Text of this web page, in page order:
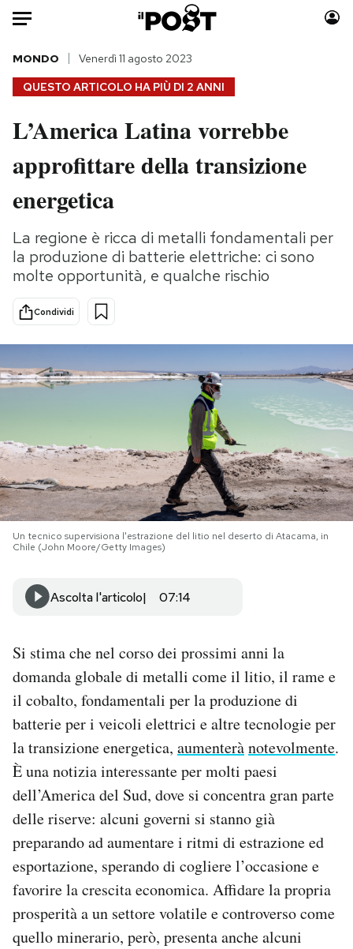
Auto
HOME
Italia
Politica
Tecnologia
Scienza
Sport
Moda
Consumismi
Media
Europa
PODCAST
I MIEI PREFERITI
SHOP
CALENDARIO
AREA PERSONALE
Area Personale
Newsletter
Notifiche mobile
Regala il Post
Hai bisogno di aiuto?
Esci
QUESTO ARTICOLO HA PIÙ DI 2 ANNI
MONDO Venerdì 11 agosto 2023
L’America Latina vorrebbe
approfittare della transizione
energetica
La regione è ricca di metalli fondamentali per
la produzione di batterie elettriche: ci sono
molte opportunità, e qualche rischio
Condividi
Un tecnico supervisiona l'estrazione del litio nel deserto di Atacama, in
Chile (John Moore/Getty Images)
Ascolta l'articolo 07:14
Si stima che nel corso dei prossimi anni la
domanda globale di metalli come il litio, il rame e
il cobalto, fondamentali per la produzione di
batterie per i veicoli elettrici e altre tecnologie per
la transizione energetica, aumenterànotevolmente.
È una notizia interessante per molti paesi
dell’America del Sud, dove si concentra gran parte
delle riserve: alcuni governi si stanno già
preparando ad aumentare i ritmi di estrazione ed
esportazione, sperando di cogliere l’occasione e
favorire la crescita economica. Affidare la propria
prosperità a un settore volatile e controverso come
quello minerario, però, presenta anche alcuni